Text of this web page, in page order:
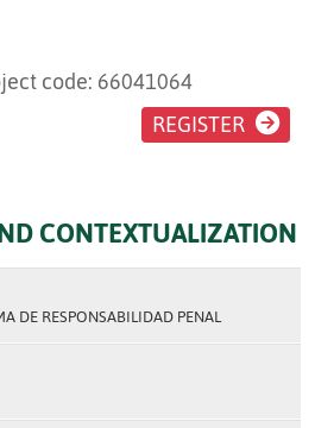
code: 66041064
REGISTER
CONTEXTUALIZATION
DE RESPONSABILIDAD PENAL